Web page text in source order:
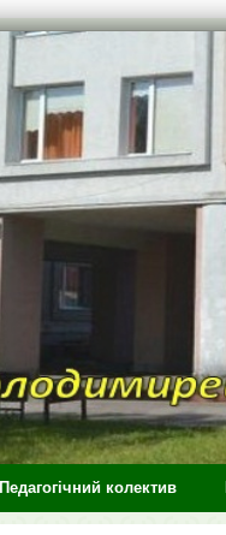
>
Педагогічний колектив